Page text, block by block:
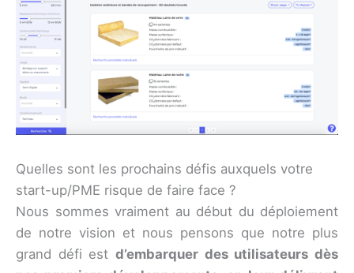
Quelles sont les prochains défis auxquels votre
start-up/PME risque de faire face ?
Nous sommes vraiment au début du déploiement
de notre vision et nous pensons que notre plus
grand défi est d’embarquer des utilisateurs dès